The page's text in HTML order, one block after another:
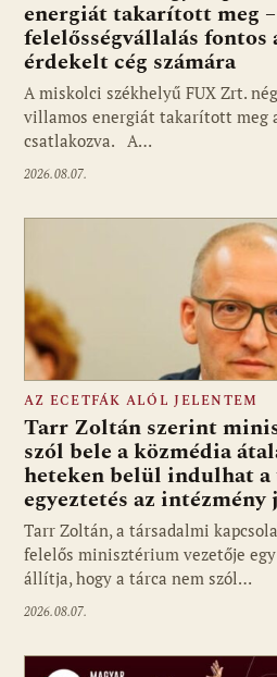
energiát takarított meg
felelősségvállalás fontos
érdekelt cég számára
A miskolci székhelyű FUX Zrt.
villamos energiát takarított meg
csatlakozva. A…
2026.08.07.
Fotó: media1.hu
AZ ECETFÁK ALÓL JELENTEM
Tarr Zoltán szerint
szól bele a közmédia
heteken belül indulhat
egyeztetés az
Tarr Zoltán, a társadalmi
felelős minisztérium vezetője
állítja, hogy a tárca nem szól…
2026.08.07.